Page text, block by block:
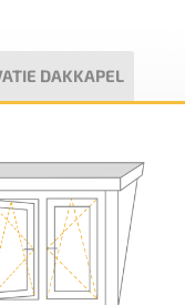
DAKKAPEL